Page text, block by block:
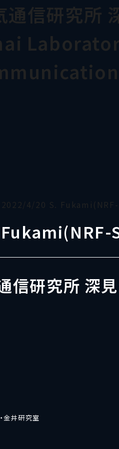
通信研究所
2022/4/20 S.
信研究所 深見
金井研究室